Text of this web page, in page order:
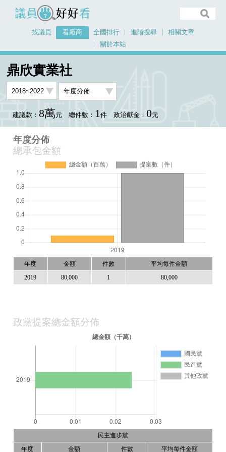
議員好好看
找議員 看廠商 全國排行 進階搜尋
相關文章
關於本站
鼎欣實業社
建議款： 8萬元 總件數： 1件 政治獻金： 0元
年度分佈
總承包金額
年度 金額 件數 平均每件金額
2019 80,000 1 80,000
政黨提案總金額分佈
民主進步黨
年度 金額 件數 平均每件金額